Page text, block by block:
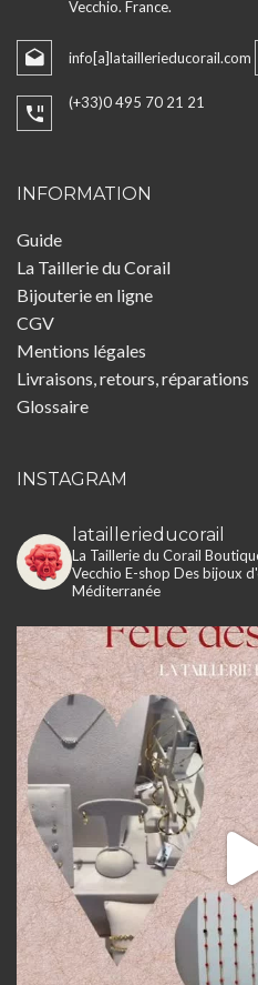
Vecchio. France.
info[a]lataillerieducorail.com
(+33)0 495 70 21 21
INFORMATION
Guide
La Taillerie du Corail
Bijouterie en ligne
CGV
Mentions légales
Livraisons, retours, réparations
Glossaire
INSTAGRAM
lataillerieducorail
La Taillerie du Corail
Vecchio E-shop Des bijoux
Méditerranée